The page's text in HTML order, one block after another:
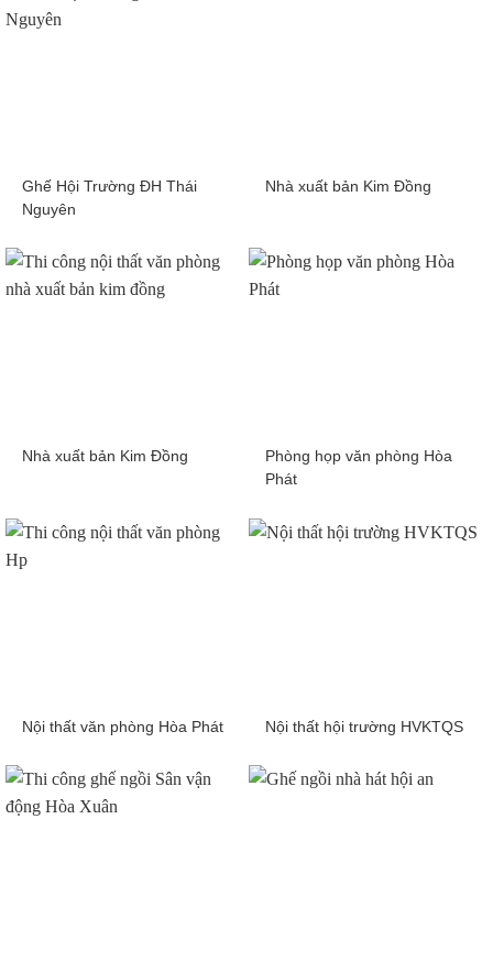
Ghế Hội Trường ĐH Thái
Nguyên
Nhà xuất bản Kim Đồng
Nhà xuất bản Kim Đồng
Phòng họp văn phòng Hòa
Phát
Nội thất văn phòng Hòa Phát Nội thất hội trường HVKTQS